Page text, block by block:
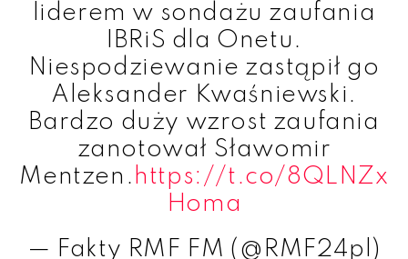
liderem w sondażu zaufania
IBRiS dla Onetu.
Niespodziewanie zastąpił go
Aleksander Kwaśniewski.
Bardzo duży wzrost zaufania
zanotował Sławomir
Mentzen.https://t.co/8QLNZx
Homa
— Fakty RMF FM (@RMF24pl)